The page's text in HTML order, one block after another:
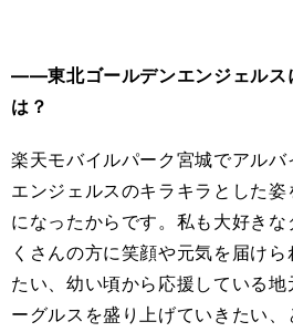
――東北ゴールデンエンジェルス
は？
楽天モバイルパーク宮城でアルバ
エンジェルスのキラキラとした姿
になったからです。私も大好き
くさんの方に笑顔や元気を届け
たい、幼い頃から応援している地
ーグルスを盛り上げていきたい